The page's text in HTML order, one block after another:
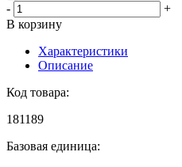
-
+
В корзину
Характеристики
Описание
Код товара:
181189
Базовая единица: